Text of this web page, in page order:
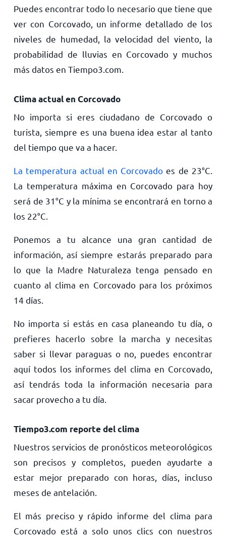
Puedes encontrar todo lo necesario que tiene que
ver con Corcovado, un informe detallado de los
niveles de humedad, la velocidad del viento, la
probabilidad de lluvias en Corcovado y muchos
más datos en Tiempo3.com.
Clima actual en Corcovado
No importa si eres ciudadano de Corcovado o
turista, siempre es una buena idea estar al tanto
del tiempo que va a hacer.
La temperatura actual en Corcovado es de 23°C
La temperatura máxima en Corcovado para hoy
será de 31°C y la mínima se encontrará en torno a
los 22°C
Ponemos a tu alcance una gran cantidad de
información, así siempre estarás preparado para
lo que la Madre Naturaleza tenga pensado en
cuanto al clima en Corcovado para los próximos
14 días.
No importa si estás en casa planeando tu día, o
prefieres hacerlo sobre la marcha y necesitas
saber si llevar paraguas o no, puedes encontrar
aquí todos los informes del clima en Corcovado,
así tendrás toda la información necesaria para
sacar provecho a tu día.
Tiempo3.com reporte del clima
Nuestros servicios de pronósticos meteorológicos
son precisos y completos, pueden ayudarte a
estar mejor preparado con horas, días, incluso
meses de antelación.
El más preciso y rápido informe del clima para
Corcovado está a solo unos clics con nuestros